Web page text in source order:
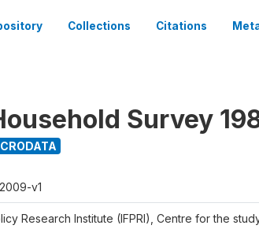
Collections Citations
Survey
v1
Research Institute (IFPRI), Centre for the